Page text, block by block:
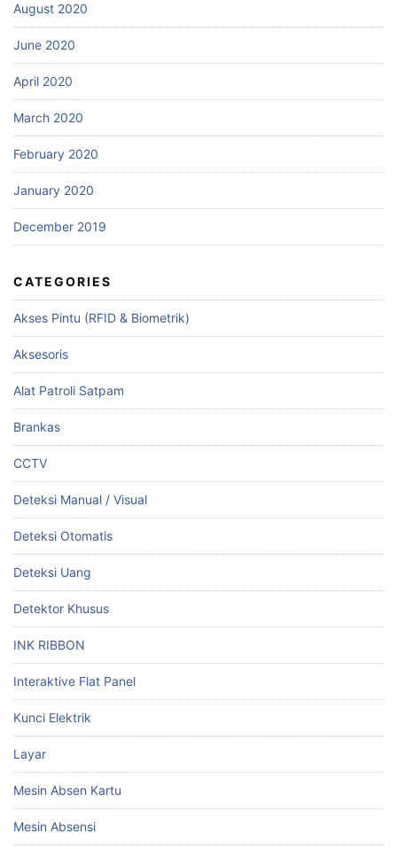
August 2020
June 2020
April 2020
March 2020
February 2020
January 2020
December 2019
CATEGORIES
Akses Pintu (RFID & Biometrik)
Aksesoris
Alat Patroli Satpam
Brankas
CCTV
Deteksi Manual / Visual
Deteksi Otomatis
Deteksi Uang
Detektor Khusus
INK RIBBON
Interaktive Flat Panel
Kunci Elektrik
Layar
Mesin Absen Kartu
Mesin Absensi